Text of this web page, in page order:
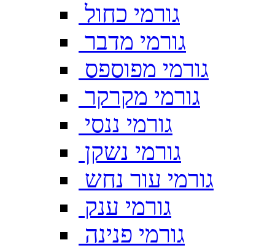
גורמי כחול
גורמי מדבר
גורמי מפוספס
גורמי מקרקר
גורמי ננסי
גורמי נשקן
גורמי עור נחש
גורמי ענק
גורמי פנינה